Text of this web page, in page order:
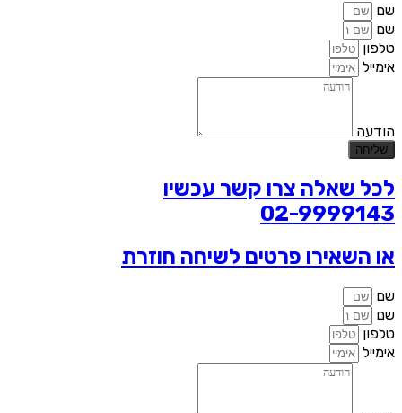
שם
שם
טלפון
אימייל
הודעה
שליחה
לכל שאלה צרו קשר עכשיו
02-9999143
או השאירו פרטים לשיחה חוזרת
שם
שם
טלפון
אימייל